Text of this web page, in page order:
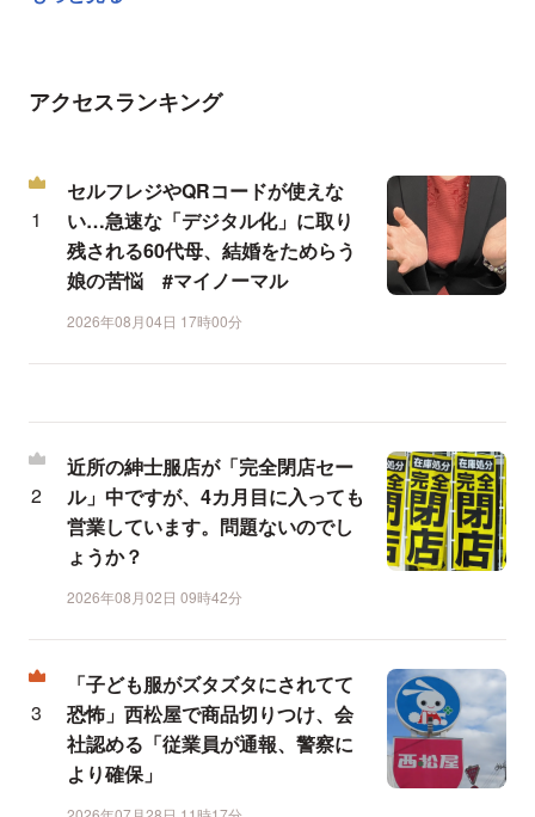
アクセスランキング
セルフレジやQRコードが使えな
い…急速な「デジタル化」に取り
残される60代母、結婚をためらう
娘の苦悩 #マイノーマル
2026年08月04日 17時00分
近所の紳士服店が「完全閉店セー
ル」中ですが、4カ月目に入っても
営業しています。問題ないのでし
ょうか？
2026年08月02日 09時42分
「子ども服がズタズタにされてて
恐怖」西松屋で商品切りつけ、会
社認める「従業員が通報、警察に
より確保」